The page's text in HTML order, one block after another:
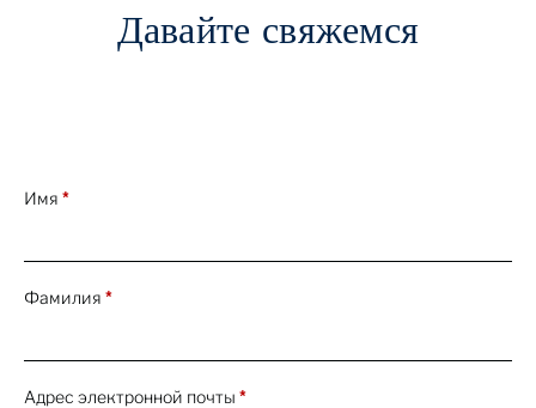
Давайте свяжемся
Имя *
Фамилия *
Адрес электронной почты *